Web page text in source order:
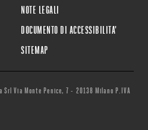
NOTE LEGALI
DOCUMENTO DI ACCESSIBILITA'
SITEMAP
Via Monte Penice, 7 - 20138 Milano P.IVA